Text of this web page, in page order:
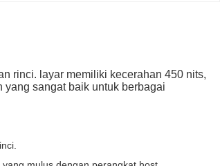
rinci. layar memiliki kecerahan 450 nits,
sangat baik untuk berbagai